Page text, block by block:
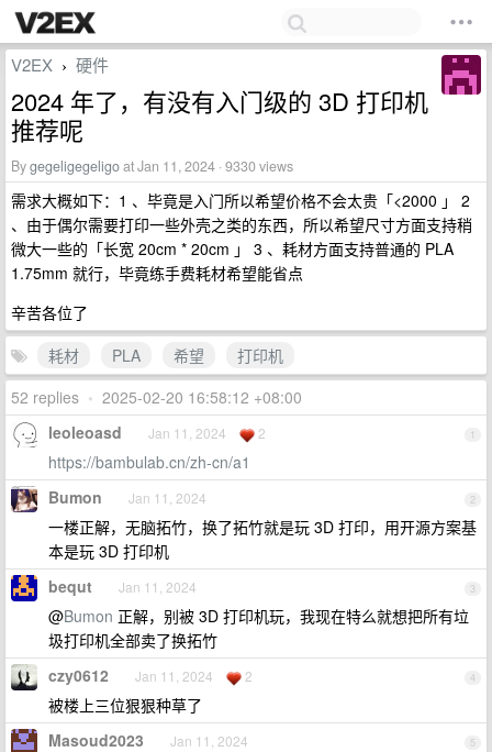
V2EX › 硬件
2024 年了，有没有入门级的 3D 打印机
推荐呢
Bygegeligegeligoat Jan 11, 2024 · 9330 views
需求大概如下：1 、毕竟是入门所以希望价格不会太贵「<2000 」 2
、由于偶尔需要打印一些外壳之类的东西，所以希望尺寸方面支持稍
微大一些的「长宽 20cm * 20cm 」 3 、耗材方面支持普通的 PLA
1.75mm 就行，毕竟练手费耗材希望能省点
辛苦各位了
耗材
PLA 希望
打印机
52 replies • 2025-02-20 16:58:12 +08:00
1
leoleoasd Jan 11, 2024 2
https://bambulab.cn/zh-cn/a1
2
Bumon Jan 11, 2024
一楼正解，无脑拓竹，换了拓竹就是玩 3D 打印，用开源方案基
本是玩 3D 打印机
3
bequt Jan 11, 2024
@Bumon 正解，别被 3D 打印机玩，我现在特么就想把所有垃
圾打印机全部卖了换拓竹
4
czy0612 Jan 11, 2024 2
被楼上三位狠狠种草了
5
Masoud2023 Jan 11, 2024